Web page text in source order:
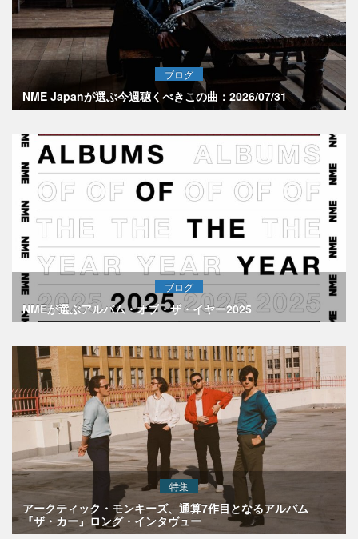
ブログ
NME Japanが選ぶ今週聴くべきこの曲：2026/07/31
ブログ
NMEが選ぶアルバム・オブ・ザ・イヤー2025
特集
アークティック・モンキーズ、通算7作目となるアルバム
『ザ・カー』ロング・インタヴュー